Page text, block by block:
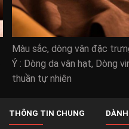
Màu sắc, dòng vân đặc
Ý : Dòng da vân hạt, Dòng
thuần tự nhiên
THÔNG TIN CHUNG